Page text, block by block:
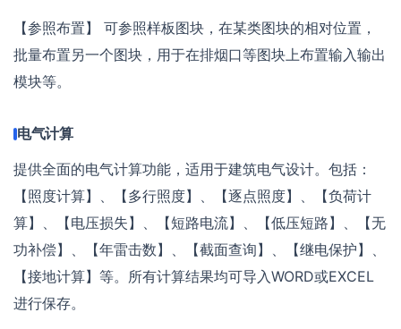
【参照布置】 可参照样板图块，在某类图块的相对位置，
批量布置另一个图块，用于在排烟口等图块上布置输入输出
模块等。
电气计算
提供全面的电气计算功能，适用于建筑电气设计。包括：
【照度计算】、【多行照度】、【逐点照度】、【负荷计
算】、【电压损失】、【短路电流】、【低压短路】、【无
功补偿】、【年雷击数】、【截面查询】、【继电保护】、
【接地计算】等。所有计算结果均可导入WORD或EXCEL
进行保存。